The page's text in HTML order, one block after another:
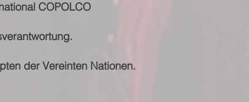
COPOLCO
der Vereinten Nationen.